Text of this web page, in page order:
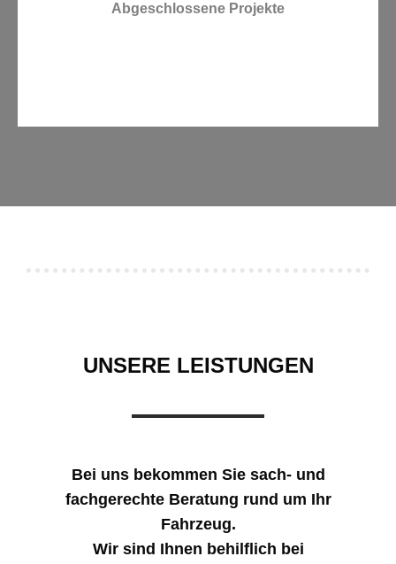
Abgeschlossene Projekte
UNSERE LEISTUNGEN
Bei uns bekommen Sie sach- und
fachgerechte Beratung rund um Ihr
Fahrzeug.
Wir sind Ihnen behilflich bei